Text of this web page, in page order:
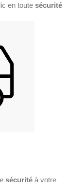
en toute sécurité
sécurité à votre